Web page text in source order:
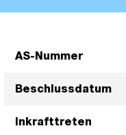
AS-Nummer
Beschlussdatum
Inkrafttreten